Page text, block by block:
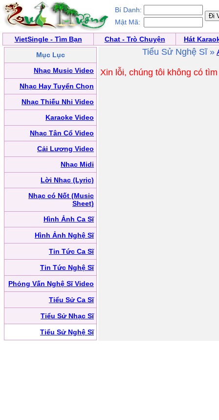
Bí Danh:
Mật Mã:
VietSingle - Tìm Bạn Chat - Trò Chuyện
Hát
Mục Lục
Nhạc Music Video
Nhạc Hay Tuyển Chọn
Nhạc Thiếu Nhi Video
Karaoke Video
Nhạc Tân Cổ Video
Cải Lương Video
Nhạc Midi
Lời Nhạc (Lyric)
Nhạc có Nốt (Music
Sheet)
Hình Ảnh Ca Sĩ
Hình Ảnh Nghệ Sĩ
Tin Tức Ca Sĩ
Tin Tức Nghệ Sĩ
Phỏng Vấn Nghệ Sĩ Video
Tiểu Sử Ca Sĩ
Tiểu Sử Nhạc Sĩ
Tiểu Sử Nghệ Sĩ
Tiểu Sử Nghệ Sĩ »
Xin lỗi, chúng tôi không có